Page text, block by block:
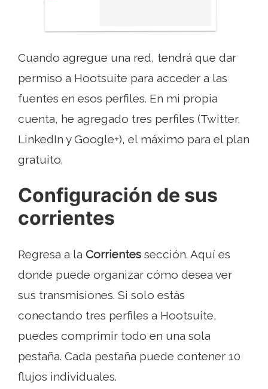
Cuando agregue una red, tendrá que dar
permiso a Hootsuite para acceder a las
fuentes en esos perfiles. En mi propia
cuenta, he agregado tres perfiles (Twitter,
LinkedIn y Google+), el máximo para el plan
gratuito.
Configuración de sus
corrientes
Regresa a la Corrientes sección. Aquí es
donde puede organizar cómo desea ver
sus transmisiones. Si solo estás
conectando tres perfiles a Hootsuite,
puedes comprimir todo en una sola
pestaña. Cada pestaña puede contener 10
flujos individuales.